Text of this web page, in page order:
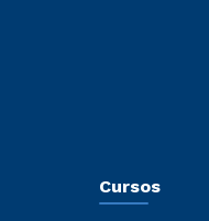
Cursos